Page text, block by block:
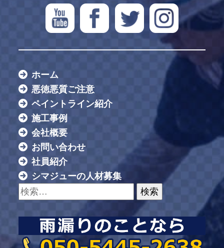
ホーム
悪徳悪質ご注意
ペイントライン紹介
施工事例
会社概要
お問い合わせ
社員紹介
シマジューの人材募集
検索: